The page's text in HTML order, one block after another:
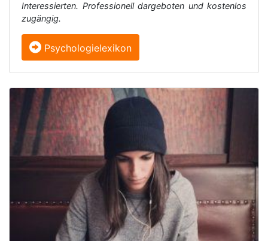
Interessierten. Professionell dargeboten und kostenlos
zugängig.
Psychologielexikon